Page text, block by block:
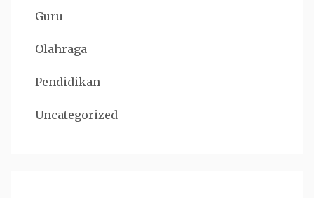
Guru
Olahraga
Pendidikan
Uncategorized